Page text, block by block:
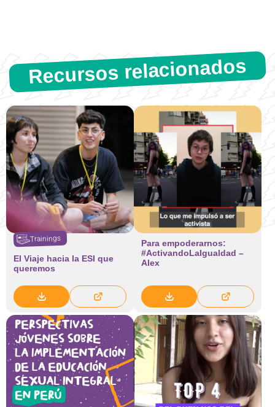
Recursos relacionados
Trainings
El Viaje hacia la ESI que
queremos
Para empoderarnos:
#ActivandoLaIgualdad –
Alex